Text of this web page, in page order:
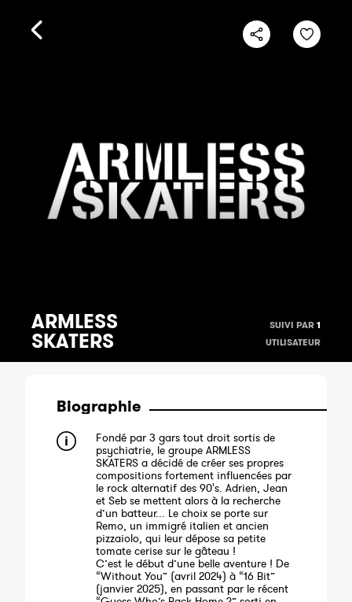
ARMLESS
SKATERS
SUIVI PAR 1
UTILISATEUR
Biographie
Fondé par 3 gars tout droit sortis de
psychiatrie, le groupe ARMLESS
SKATERS a décidé de créer ses propres
compositions fortement influencées par
le rock alternatif des 90's. Adrien, Jean
et Seb se mettent alors à la recherche
d’un batteur... Le choix se porte sur
Remo, un immigré italien et ancien
pizzaiolo, qui leur dépose sa petite
tomate cerise sur le gâteau !
C’est le début d’une belle aventure ! De
“Without You” (avril 2024) à “16 Bit”
(janvier 2025), en passant par le récent